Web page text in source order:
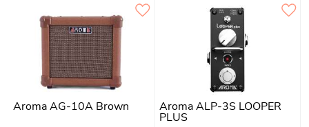
Aroma AG-10A Brown Aroma ALP-3S LOOPER
PLUS